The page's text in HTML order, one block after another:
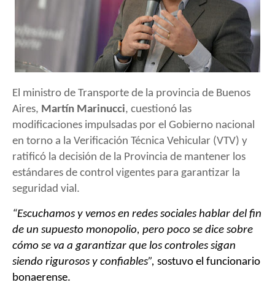
El ministro de Transporte de la provincia de Buenos
Aires, Martín Marinucci, cuestionó las
modificaciones impulsadas por el Gobierno nacional
en torno a la Verificación Técnica Vehicular (VTV) y
ratificó la decisión de la Provincia de mantener los
estándares de control vigentes para garantizar la
seguridad vial.
“Escuchamos y vemos en redes sociales hablar del fin
de un supuesto monopolio, pero poco se dice sobre
cómo se va a garantizar que los controles sigan
siendo rigurosos y confiables”, sostuvo el funcionario
bonaerense.